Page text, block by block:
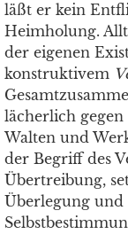
läßt er kein
Heimholung.
der eigenen
konstruktivem
lächerlich
Walten und
der Begriff des
Übertreibung,
Überlegung und